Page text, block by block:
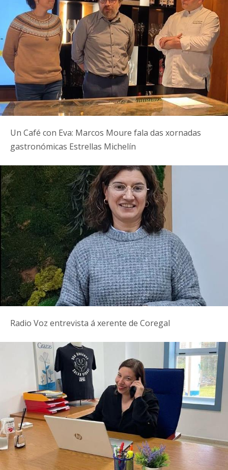
Un Café con Eva: Marcos Moure fala das xornadas
gastronómicas Estrellas Michelín
Radio Voz entrevista á xerente de Coregal